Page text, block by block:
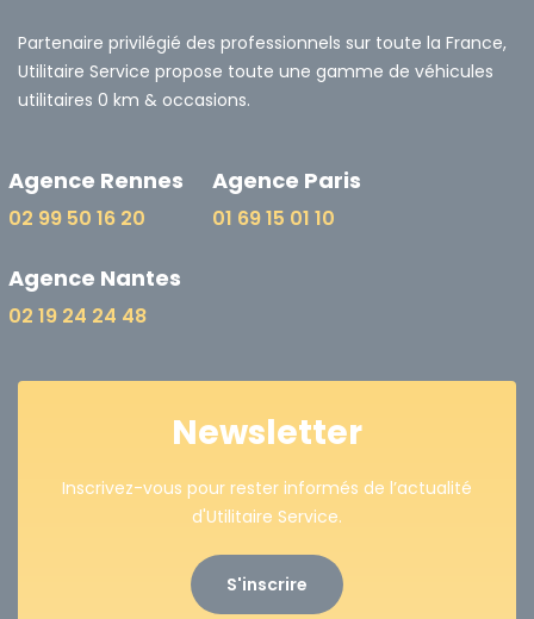
Partenaire privilégié des professionnels sur toute la France,
Utilitaire Service propose toute une gamme de véhicules
utilitaires 0 km & occasions.
Agence Rennes
02 99 50 16 20
Agence Paris
01 69 15 01 10
Agence Nantes
02 19 24 24 48
Newsletter
Inscrivez-vous pour rester informés de l’actualité
d'Utilitaire Service.
S'inscrire